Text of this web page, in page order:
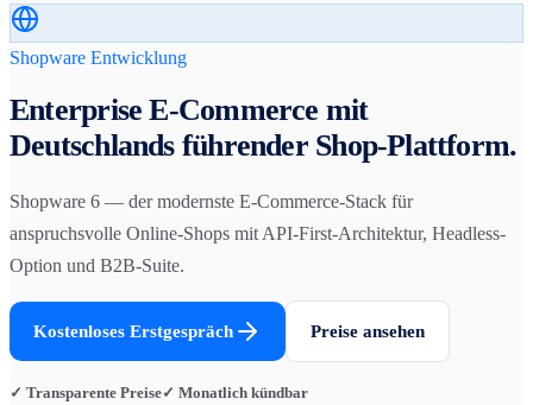
Shopware Entwicklung
Enterprise E-Commerce mit
Deutschlands führender Shop-Plattform.
Shopware 6 — der modernste E-Commerce-Stack für
anspruchsvolle Online-Shops mit API-First-Architektur, Headless-
Option und B2B-Suite.
Kostenloses Erstgespräch Preise ansehen
✓ Transparente Preise✓ Monatlich kündbar